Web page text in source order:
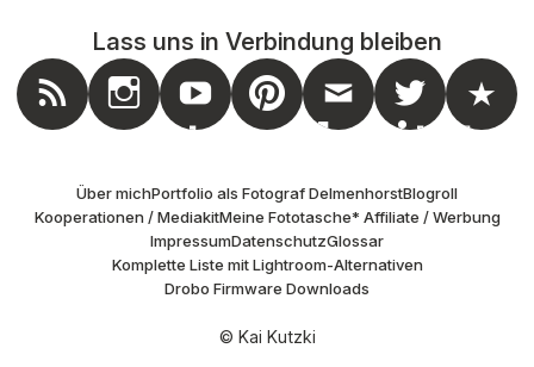
Lass uns in Verbindung bleiben
Youtube
Pinterest
Mail
Twitter
Über michPortfolio als Fotograf DelmenhorstBlogroll
Kooperationen / MediakitMeine Fototasche* Affiliate / Werbung
ImpressumDatenschutzGlossar
Komplette Liste mit Lightroom-Alternativen
Drobo Firmware Downloads
© Kai Kutzki